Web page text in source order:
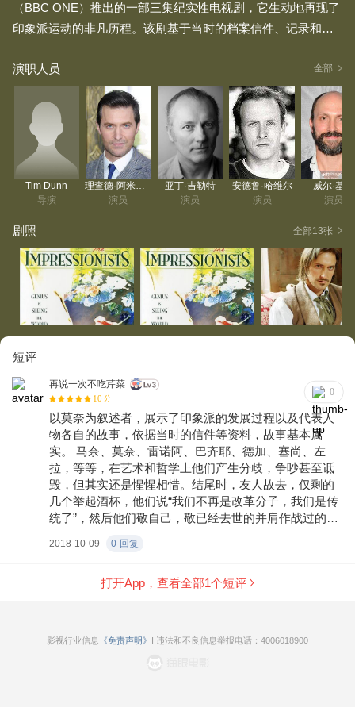
（BBC ONE）推出的一部三集纪实性电视剧，它生动地再现了
印象派运动的非凡历程。该剧基于当时的档案信件、记录和访
贫困与争取认可的故事，其背景是战争与革命。但在故事的核
心……
演职人员 全部
Tim Dunn
导演
演员
亚丁·吉勒特
演员
安德鲁·哈维尔
演员
威尔·基恩
演员
剧照 全部13张
短评
再说一次不吃芹菜
10 分
0
以莫奈为叙述者，展示了印象派的发展过程以及代表人
物各自的故事，依据当时的信件等资料，故事基本属
实。 马奈、莫奈、雷诺阿、巴齐耶、德加、塞尚、左
拉，等等，在艺术和哲学上他们产生分歧，争吵甚至诋
毁，但其实还是惺惺相惜。结尾时，友人故去，仅剩的
几个举起酒杯，他们说“我们不再是改革分子，我们是传
统了”，然后他们敬自己，敬已经去世的并肩作战过的友
赏，似乎很大程度上取决于那小部分的艺术评论家的看
已经缺失了对艺术最纯粹的诚实的欣赏能力。
2018-10-09 0 回复
打开App，查看全部1个短评
影视行业信息 《免责声明》 I 违法和不良信息举报电话：4006018900